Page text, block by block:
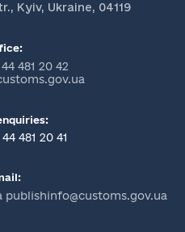
Kyiv, Ukraine, 04119
481 20 42
481 20 41
publishinfo@customs.gov.ua